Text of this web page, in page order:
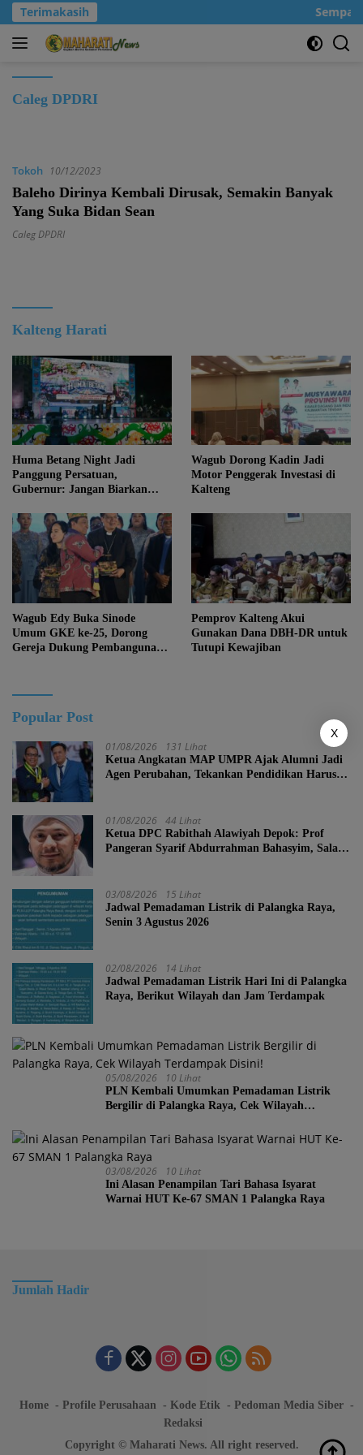
Langsung
ke
konten
Terimakasih
Caleg DPDRI
Tokoh 10/12/2023
Baleho Dirinya Kembali Dirusak, Semakin Banyak
Yang Suka Bidan Sean
Caleg DPDRI
Kalteng Harati
Huma Betang Night Jadi
Panggung Persatuan,
Gubernur: Jangan Biarkan
Kalteng
Wagub Dorong Kadin Jadi
Motor Penggerak Investasi di
Kalteng
Wagub Edy Buka Sinode
Umum GKE ke-25, Dorong
Gereja Dukung Pembangunan
Pemprov Kalteng Akui
Gunakan Dana DBH-DR untuk
Tutupi Kewajiban
Popular Post
01/08/2026 131 Lihat
Ketua Angkatan MAP UMPR Ajak Alumni Jadi
Agen Perubahan, Tekankan Pendidikan Harus
01/08/2026 44 Lihat
Ketua DPC Rabithah Alawiyah Depok: Prof
Pangeran Syarif Abdurrahman Bahasyim, Salah
03/08/2026 15 Lihat
Jadwal Pemadaman Listrik di Palangka Raya,
Senin 3 Agustus 2026
02/08/2026 14 Lihat
Jadwal Pemadaman Listrik Hari Ini di Palangka
Raya, Berikut Wilayah dan Jam Terdampak
05/08/2026 10 Lihat
PLN Kembali Umumkan Pemadaman Listrik
Bergilir di Palangka Raya, Cek Wilayah
03/08/2026 10 Lihat
Ini Alasan Penampilan Tari Bahasa Isyarat
Warnai HUT Ke-67 SMAN 1 Palangka Raya
Jumlah Hadir
Home Profile Perusahaan Kode Etik
Pedoman Media Siber
Redaksi
Copyright © Maharati News. All right reserved.
X